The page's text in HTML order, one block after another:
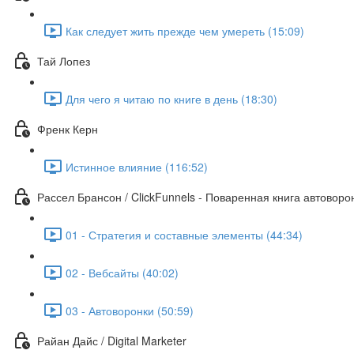
Как следует жить прежде чем умереть (15:09)
Тай Лопез
Для чего я читаю по книге в день (18:30)
Френк Керн
Истинное влияние (116:52)
Рассел Брансон / ClickFunnels - Поваренная книга
01 - Стратегия и составные элементы (44:34)
02 - Вебсайты (40:02)
03 - Автоворонки (50:59)
Райан Дайс / Digital Marketer